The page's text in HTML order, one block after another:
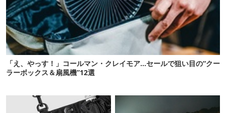
「え、やっす！」コールマン・クレイモア…セールで狙い目の“クー
ラーボックス＆扇風機”12選